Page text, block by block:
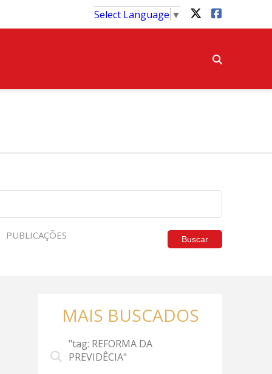
Select Language ▼
PUBLICAÇÕES Buscar
MAIS BUSCADOS
"tag: REFORMA DA
PREVIDÊCIA"